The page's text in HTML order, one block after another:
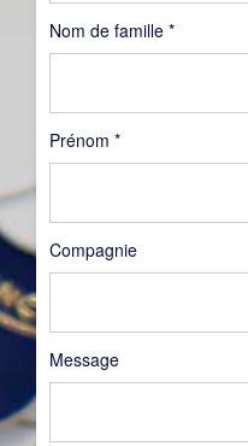
Nom de famille *
Prénom *
Compagnie
Message